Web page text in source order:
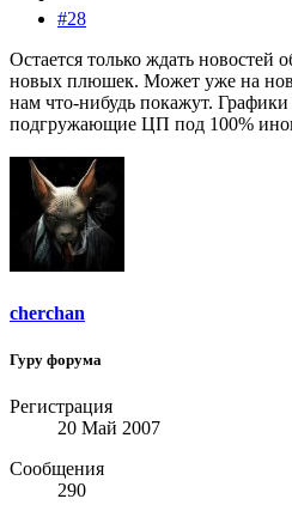
#28
Остается только ждать новостей
новых плюшек. Может уже на
нам что-нибудь покажут.
подгружающие ЦП под 100%
cherchan
Гуру форума
Регистрация
20 Май 2007
Сообщения
290